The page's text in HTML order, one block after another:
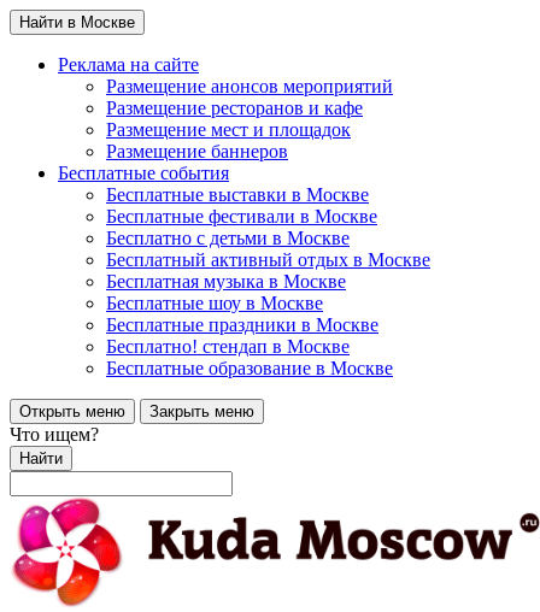
Найти в Москве
Реклама на сайте
Размещение анонсов мероприятий
Размещение ресторанов и кафе
Размещение мест и площадок
Размещение баннеров
Бесплатные события
Бесплатные выставки в Москве
Бесплатные фестивали в Москве
Бесплатно с детьми в Москве
Бесплатный активный отдых в Москве
Бесплатная музыка в Москве
Бесплатные шоу в Москве
Бесплатные праздники в Москве
Бесплатно! стендап в Москве
Бесплатные образование в Москве
Открыть меню Закрыть меню
Что ищем?
Найти